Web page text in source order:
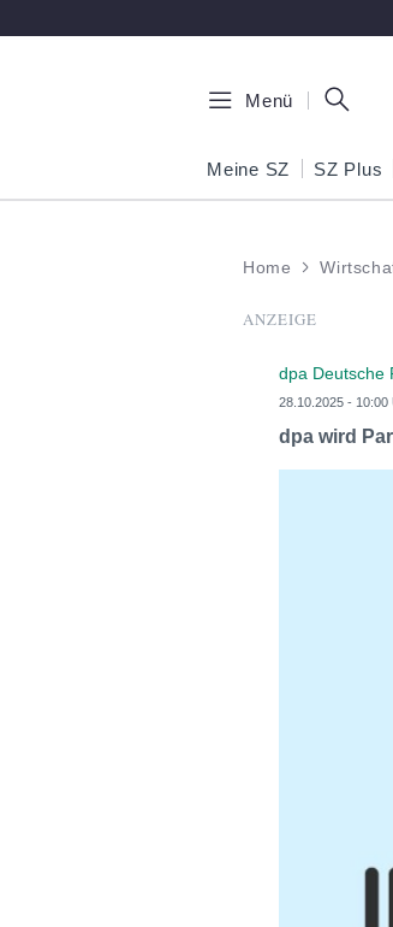
Menü
Meine SZ SZ Plus
Home
ANZEIGE
dpa Deutsche
28.10.2025 - 10:00
dpa wird